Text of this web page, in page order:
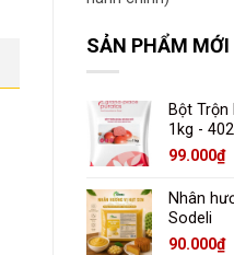
SẢN PHẨM
Bột
1kg -
99.000₫
Nhân
Sodeli
90.000₫